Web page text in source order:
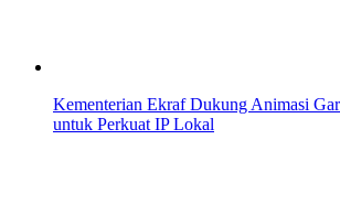
Kementerian Ekraf Dukung Animasi
untuk Perkuat IP Lokal